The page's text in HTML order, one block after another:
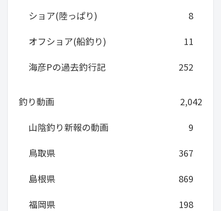
ショア(陸っぱり)
8
オフショア(船釣り)
11
海彦Pの過去釣行記
252
釣り動画
2,042
山陰釣り新報の動画
9
鳥取県
367
島根県
869
福岡県
198